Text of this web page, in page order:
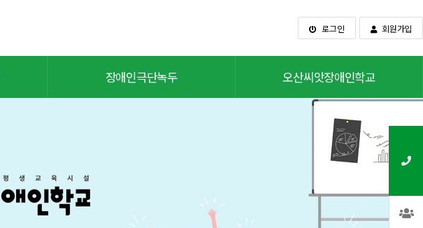
로그인 회원가입
장애인극단녹두 오산씨앗장애인학교